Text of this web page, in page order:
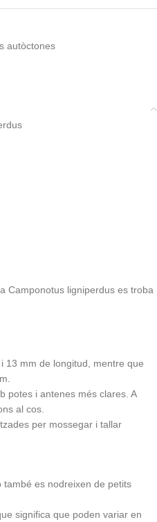
autòctones
Camponotus ligniperdus es troba
13 mm de longitud, mentre que
potes i antenes més clares. A
al cos.
per mossegar i tallar
es nodreixen de petits
significa que poden variar en